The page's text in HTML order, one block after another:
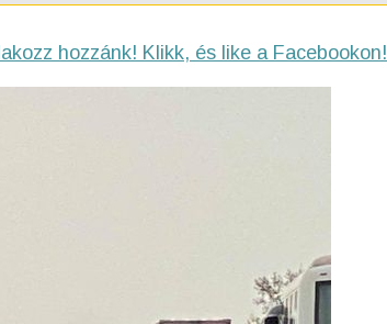
hozzánk! Klikk, és like a Facebookon!